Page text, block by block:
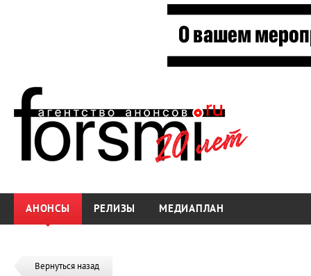
АНОНСЫ РЕЛИЗЫ МЕДИАПЛАН
Вернуться назад